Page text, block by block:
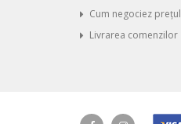
Cum negociez prețul
Livrarea comenzilor